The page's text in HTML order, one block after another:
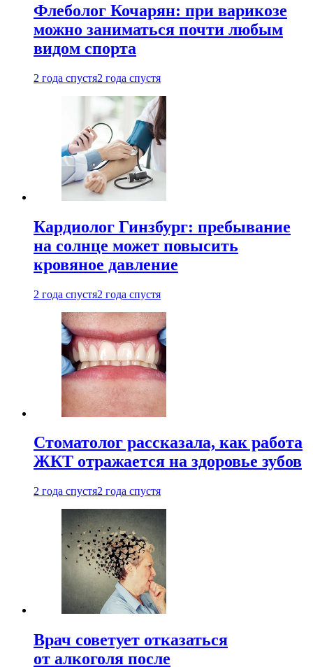
Флеболог Кочарян: при варикозе
можно заниматься почти любым
видом спорта
2 года спустя2 года спустя
Кардиолог Гинзбург: пребывание
на солнце может повысить
кровяное давление
2 года спустя2 года спустя
Стоматолог рассказала, как работа
ЖКТ отражается на здоровье зубов
2 года спустя2 года спустя
Врач советует отказаться
от алкоголя после